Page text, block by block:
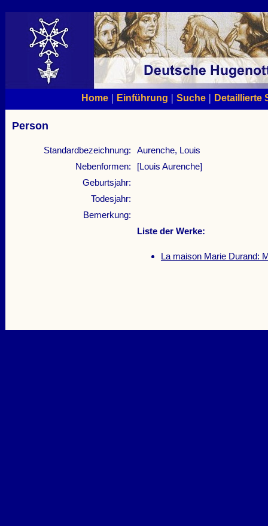
Home| Einführung | Suche| Detaillierte
Person
Standardbezeichnung:
Aurenche, Louis
Nebenformen:
[Louis Aurenche]
Geburtsjahr:
Todesjahr:
Bemerkung:
Liste der Werke:
La maison Marie Durand: